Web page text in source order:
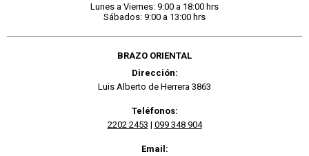
Lunes a Viernes: 9:00 a 18:00 hrs
Sábados: 9:00 a 13:00 hrs
BRAZO ORIENTAL
Dirección:
Luis Alberto de Herrera 3863
Teléfonos:
2202 2453 | 099 348 904
Email: